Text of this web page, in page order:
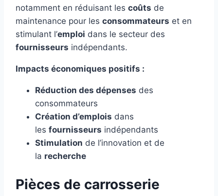
notamment en réduisant les coûts de
maintenance pour les consommateurs et en
stimulant l’emploi dans le secteur des
fournisseurs indépendants.
Impacts économiques positifs :
Réduction des dépenses des
consommateurs
Création d’emplois dans
les fournisseurs indépendants
Stimulation de l’innovation et de
la recherche
Pièces de carrosserie